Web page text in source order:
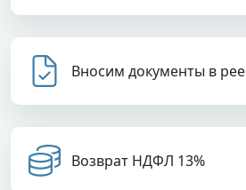
Вносим документы в
Возврат НДФЛ 13%